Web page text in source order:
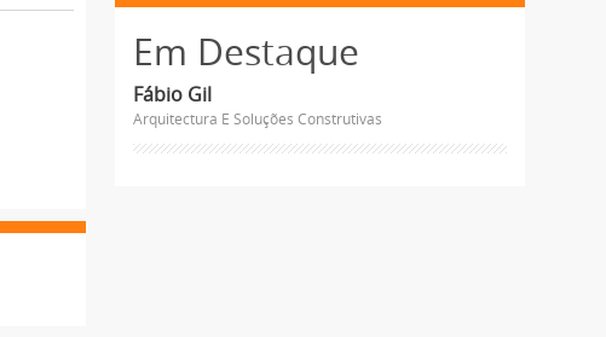
Em Destaque
Fábio Gil
Arquitectura E Soluções Construtivas